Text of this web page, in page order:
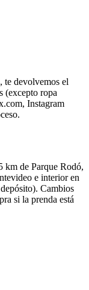
te devolvemos el
(excepto ropa
Instagram
km de Parque Rodó,
e interior en
Cambios
si la prenda está